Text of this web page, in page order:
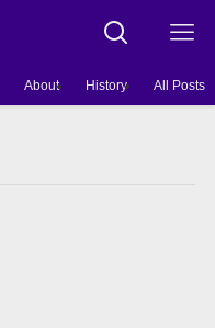
About History All Posts